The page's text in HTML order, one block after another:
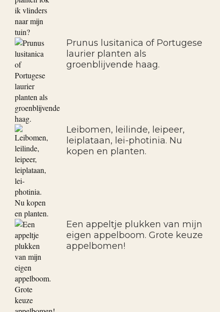
Alles over de vlindertuin. Met
welke planten lok ik vlinders
naar mijn tuin?
Prunus lusitanica of Portugese
laurier planten als
groenblijvende haag.
leiplataan, lei-photinia. Nu
kopen en planten.